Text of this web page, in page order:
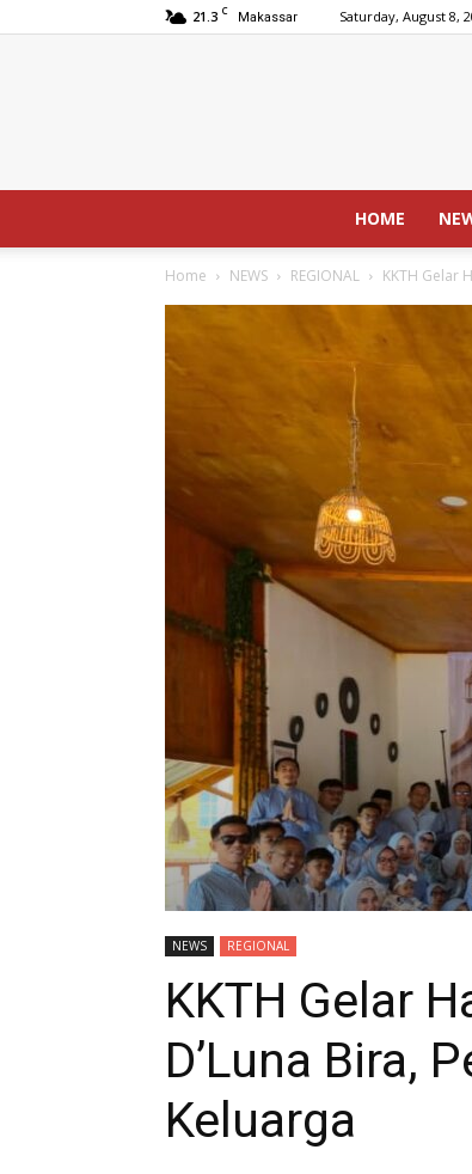
21.3 C Makassar Saturday, August 8,
HOME
Home NEWS REGIONAL KKTH Gelar
NEWS REGIONAL
KKTH Gelar
D’Luna Bira,
Keluarga